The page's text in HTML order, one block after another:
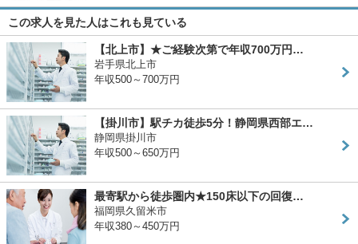
この求人を見た人はこれも見ている
【北上市】★ご経験次第で年収700万円…
岩手県北上市
年収500～700万円
【掛川市】駅チカ徒歩5分！静岡県西部エ…
静岡県掛川市
年収500～650万円
最寄駅から徒歩圏内★150床以下の回復…
福岡県久留米市
年収380～450万円